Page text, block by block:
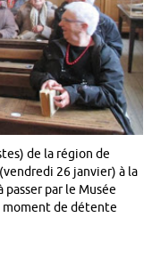
de la région de
26 janvier) à la
par le Musée
moment de détente